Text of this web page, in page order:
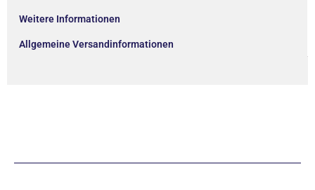
Weitere Informationen
Allgemeine Versandinformationen